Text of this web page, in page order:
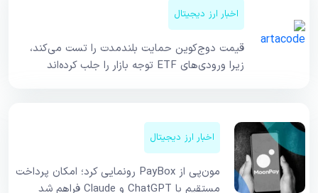
اخبار ارز دیجیتال
قیمت دوج‌کوین حمایت بلندمدت را تست می‌کند،
زیرا ورودی‌های ETF توجه بازار را جلب کرده‌اند
اخبار ارز دیجیتال
مون‌پی از PayBox رونمایی کرد؛ امکان پرداخت
مستقیم با ChatGPT و Claude فراهم شد